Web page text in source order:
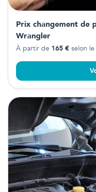
Prix changement de
Wrangler
À partir de 165 € selon